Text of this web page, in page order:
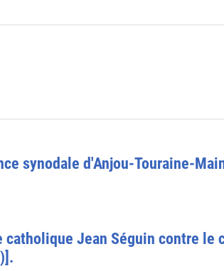
synodale d'Anjou-Touraine-
Jean Séguin contre le